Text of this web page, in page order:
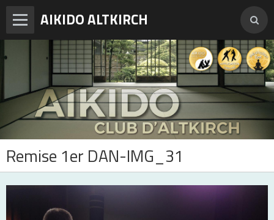
AIKIDO ALTKIRCH
Accueil
Enseignements
Photos
Vidéos
Adresses et horaires
Remise 1er DAN-IMG_31